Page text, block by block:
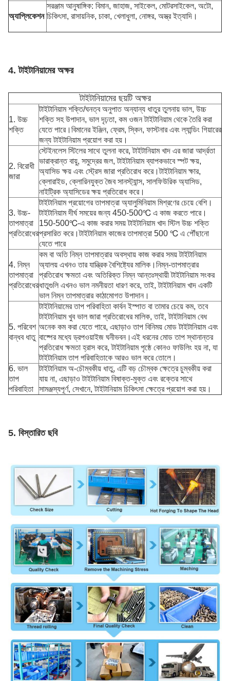
অ্যাপ্লিকেশন
সরঞ্জাম আনুষাঙ্গিক: বিমান, জাহাজ, সাইকেল, মোটরসাইকেল, অটো,
চিকিৎসা, রাসায়নিক, চাকা, খেলাধুলা, নোঙ্গর, অস্ত্র ইত্যাদি।
4. টাইটানিয়ামের অক্ষর
টাইটানিয়ামের ছয়টি অক্ষর
1. উচ্চ
শক্তি
টাইটানিয়াম শক্তি/ঘনত্ব অনুপাত অন্যান্য ধাতুর তুলনায় ভাল, উচ্চ
শক্তি সহ উপাদান, ভাল দৃঢ়তা, কম ওজন টাইটানিয়াম থেকে তৈরি করা
যেতে পারে।বিমানের ইঞ্জিন, ফ্রেম, স্কিন, ফাস্টনার এবং ল্যান্ডিং গিয়ারের
জন্য টাইটানিয়াম প্রয়োগ করা হয়।
2. বিরোধী
জারা
স্টেইনলেস স্টিলের সাথে তুলনা করে, টাইটানিয়াম খাদ এর জারা আর্দ্রতা
ভারাক্রান্ত বায়ু, সমুদ্রের জল, টাইটানিয়াম ব্যাপকভাবে স্পট ক্ষয়,
অ্যাসিড ক্ষয় এবং স্ট্রেস জারা প্রতিরোধ করে।টাইটানিয়াম ক্ষার,
ক্লোরাইড, ক্লোরিনযুক্ত জৈব সানস্ট্যান্স, সালফিউরিক অ্যাসিড,
নাইট্রিক অ্যাসিডের ক্ষয় প্রতিরোধ করে।
3. উচ্চ-
তাপমাত্রা
প্রতিরোধের
টাইটানিয়াম প্রয়োগের তাপমাত্রা অ্যালুমিনিয়াম মিশ্রণের চেয়ে বেশি।
টাইটানিয়াম দীর্ঘ সময়ের জন্য 450-500℃ এ কাজ করতে পারে।
150-500℃-এ কাজ করার সময় টাইটানিয়াম খাদ স্টিল উচ্চ শক্তি
প্রসারিত করে।টাইটানিয়াম কাজের তাপমাত্রা 500 ℃ এ পৌঁছানো
যেতে পারে
4. নিম্ন
তাপমাত্রা
প্রতিরোধের
কম বা অতি নিম্ন তাপমাত্রার অবস্থায় কাজ করার সময় টাইটানিয়াম
অ্যালয় এখনও তার যান্ত্রিক বৈশিষ্ট্যের মালিক।নিম্ন-তাপমাত্রার
প্রতিরোধ ক্ষমতা এবং অতিরিক্ত নিম্ন আন্তঃস্থায়ী টাইটানিয়াম সংকর
ধাতুগুলি এখনও ভাল নমনীয়তা ধারণ করে, তাই, টাইটানিয়াম খাদ একটি
ভাল নিম্ন তাপমাত্রার কাঠামোগত উপাদান।
5. পরিবেশ
বান্ধব ধাতু
টাইটানিয়ামের তাপ পরিবাহিতা কার্বন ইস্পাত বা তামার চেয়ে কম, তবে
টাইটানিয়াম খুব ভাল জারা প্রতিরোধের মালিক, তাই, টাইটানিয়াম বেধ
অনেক কম করা যেতে পারে, এছাড়াও তাপ বিনিময় মোড টাইটানিয়াম এবং
বাষ্পের মধ্যে ড্রপওয়াইজ ঘনীভবন।এই ধরনের মোড তাপ স্থানান্তর
প্রতিরোধ ক্ষমতা হ্রাস করে, টাইটানিয়াম পৃষ্ঠে কোনও ফাউলিং হয় না, যা
টাইটানিয়াম তাপ পরিবাহিতাকে আরও ভাল করে তোলে।
6. ভাল
তাপ
পরিবাহিতা
টাইটানিয়াম অ-চৌম্বকীয় ধাতু, এটি বড় চৌম্বক ক্ষেত্রে চুম্বকীয় করা
যায় না, এছাড়াও টাইটানিয়াম বিষাক্ত-মুক্ত এবং রক্তের সাথে
সামঞ্জস্যপূর্ণ, সেখানে, টাইটানিয়াম চিকিৎসা ক্ষেত্রে প্রয়োগ করা হয়।
5. বিস্তারিত ছবি